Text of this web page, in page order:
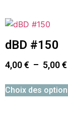
dBD #150
4,00€ – 5,00€
Choix des